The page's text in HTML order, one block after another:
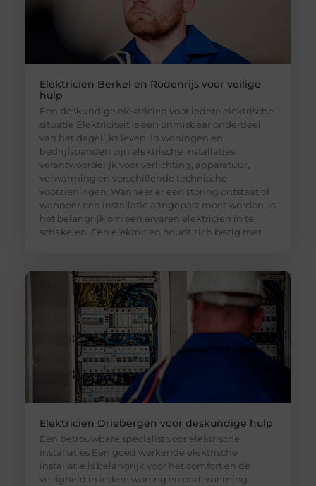
Elektricien Berkel en Rodenrijs voor veilige
hulp
Een deskundige elektricien voor iedere elektrische
situatie Elektriciteit is een onmisbaar onderdeel
van het dagelijks leven. In woningen en
bedrijfspanden zijn elektrische installaties
verantwoordelijk voor verlichting, apparatuur,
verwarming en verschillende technische
voorzieningen. Wanneer er een storing ontstaat of
wanneer een installatie aangepast moet worden, is
het belangrijk om een ervaren elektricien in te
schakelen. Een elektricien houdt zich bezig met
Elektricien Driebergen voor deskundige hulp
Een betrouwbare specialist voor elektrische
installaties Een goed werkende elektrische
installatie is belangrijk voor het comfort en de
veiligheid in iedere woning en onderneming.